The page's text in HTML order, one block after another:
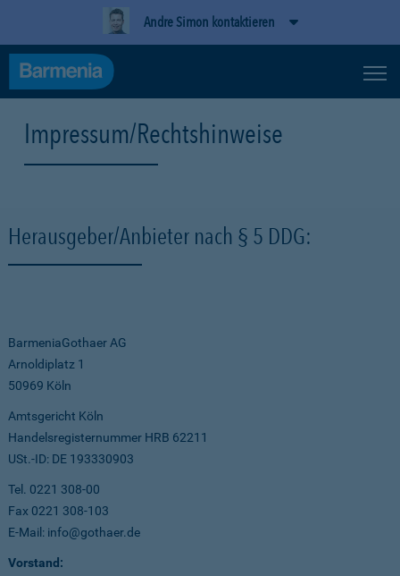
Andre Simon kontaktieren
Impressum/Rechtshinweise
Herausgeber/Anbieter nach § 5 DDG:
BarmeniaGothaer AG
Arnoldiplatz 1
50969 Köln
Amtsgericht Köln
Handelsregisternummer HRB 62211
USt.-ID: DE 193330903
Tel. 0221 308-00
Fax 0221 308-103
E-Mail: info@gothaer.de
Vorstand: